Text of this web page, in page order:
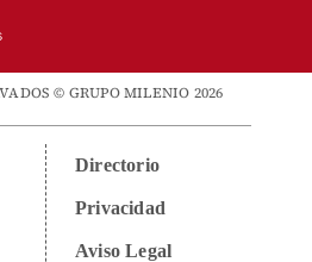
© GRUPO MILENIO 2026
Directorio
Privacidad
Aviso Legal